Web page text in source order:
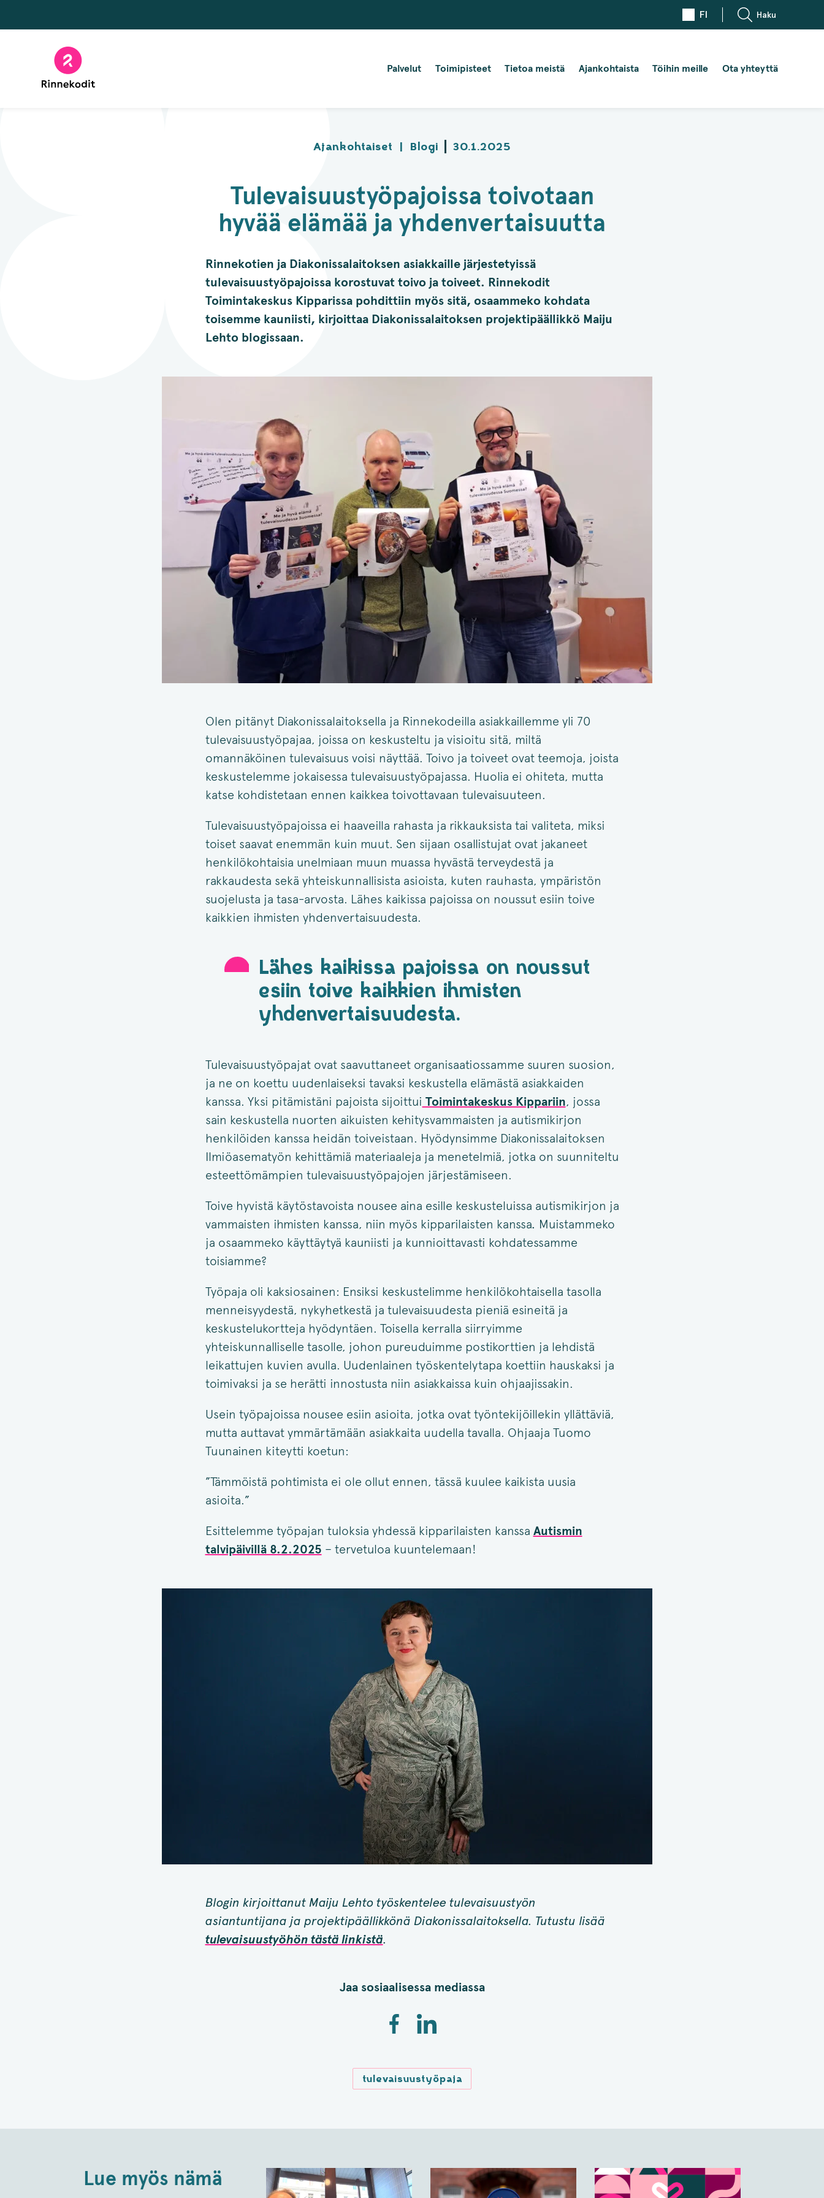
FI Haku
Palvelut Toimipisteet Tietoa meistä Ajankohtaista Töihin meille Ota yhteyttä
Ajankohtaiset | Blogi 30.1.2025
Tulevaisuustyöpajoissa toivotaan
hyvää elämää ja yhdenvertaisuutta
Rinnekotien ja Diakonissalaitoksen asiakkaille järjestetyissä
tulevaisuustyöpajoissa korostuvat toivo ja toiveet. Rinnekodit
Toimintakeskus Kipparissa pohdittiin myös sitä, osaammeko kohdata
toisemme kauniisti, kirjoittaa Diakonissalaitoksen projektipäällikkö Maiju
Lehto blogissaan.
Olen pitänyt Diakonissalaitoksella ja Rinnekodeilla asiakkaillemme yli 70
tulevaisuustyöpajaa, joissa on keskusteltu ja visioitu sitä, miltä
omannäköinen tulevaisuus voisi näyttää. Toivo ja toiveet ovat teemoja, joista
keskustelemme jokaisessa tulevaisuustyöpajassa. Huolia ei ohiteta, mutta
katse kohdistetaan ennen kaikkea toivottavaan tulevaisuuteen.
Tulevaisuustyöpajoissa ei haaveilla rahasta ja rikkauksista tai valiteta, miksi
toiset saavat enemmän kuin muut. Sen sijaan osallistujat ovat jakaneet
henkilökohtaisia unelmiaan muun muassa hyvästä terveydestä ja
rakkaudesta sekä yhteiskunnallisista asioista, kuten rauhasta, ympäristön
suojelusta ja tasa-arvosta. Lähes kaikissa pajoissa on noussut esiin toive
kaikkien ihmisten yhdenvertaisuudesta.
Lähes kaikissa pajoissa on noussut
esiin toive kaikkien ihmisten
yhdenvertaisuudesta.
Tulevaisuustyöpajat ovat saavuttaneet organisaatiossamme suuren suosion,
ja ne on koettu uudenlaiseksi tavaksi keskustella elämästä asiakkaiden
kanssa. Yksi pitämistäni pajoista sijoittui Toimintakeskus Kippariin, jossa
sain keskustella nuorten aikuisten kehitysvammaisten ja autismikirjon
henkilöiden kanssa heidän toiveistaan. Hyödynsimme Diakonissalaitoksen
Ilmiöasematyön kehittämiä materiaaleja ja menetelmiä, jotka on suunniteltu
esteettömämpien tulevaisuustyöpajojen järjestämiseen.
Toive hyvistä käytöstavoista nousee aina esille keskusteluissa autismikirjon ja
vammaisten ihmisten kanssa, niin myös kipparilaisten kanssa. Muistammeko
ja osaammeko käyttäytyä kauniisti ja kunnioittavasti kohdatessamme
toisiamme?
Työpaja oli kaksiosainen: Ensiksi keskustelimme henkilökohtaisella tasolla
menneisyydestä, nykyhetkestä ja tulevaisuudesta pieniä esineitä ja
keskustelukortteja hyödyntäen. Toisella kerralla siirryimme
yhteiskunnalliselle tasolle, johon pureuduimme postikorttien ja lehdistä
leikattujen kuvien avulla. Uudenlainen työskentelytapa koettiin hauskaksi ja
toimivaksi ja se herätti innostusta niin asiakkaissa kuin ohjaajissakin.
Usein työpajoissa nousee esiin asioita, jotka ovat työntekijöillekin yllättäviä,
mutta auttavat ymmärtämään asiakkaita uudella tavalla. Ohjaaja Tuomo
Tuunainen kiteytti koetun:
”Tämmöistä pohtimista ei ole ollut ennen, tässä kuulee kaikista uusia
asioita.”
Esittelemme työpajan tuloksia yhdessä kipparilaisten kanssa Autismin
talvipäivillä 8.2.2025 – tervetuloa kuuntelemaan!
Blogin kirjoittanut Maiju Lehto työskentelee tulevaisuustyön
asiantuntijana ja projektipäällikkönä Diakonissalaitoksella. Tutustu lisää
tulevaisuustyöhön tästä linkistä.
Jaa sosiaalisessa mediassa
tulevaisuustyöpaja
Lue myös nämä